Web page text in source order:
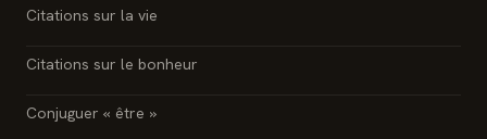
Citations sur la vie
Citations sur le bonheur
Conjuguer « être »